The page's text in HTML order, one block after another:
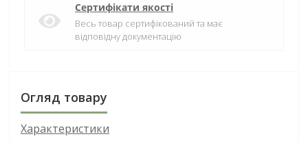
Сертифікати якості
Весь товар сертифікований та має
відповідну документацію
Огляд товару
Характеристики